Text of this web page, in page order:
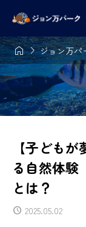
ジョン万パ
【子ども
る自然体験
とは？
2025.05.02